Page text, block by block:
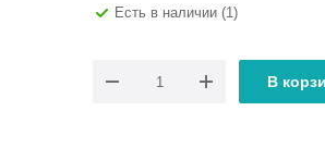
Есть в наличии (1)
В